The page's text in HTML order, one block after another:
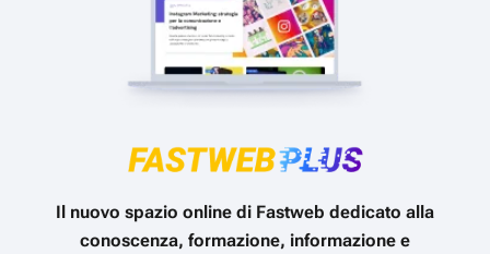
Il nuovo spazio online di Fastweb dedicato alla
conoscenza, formazione, informazione e